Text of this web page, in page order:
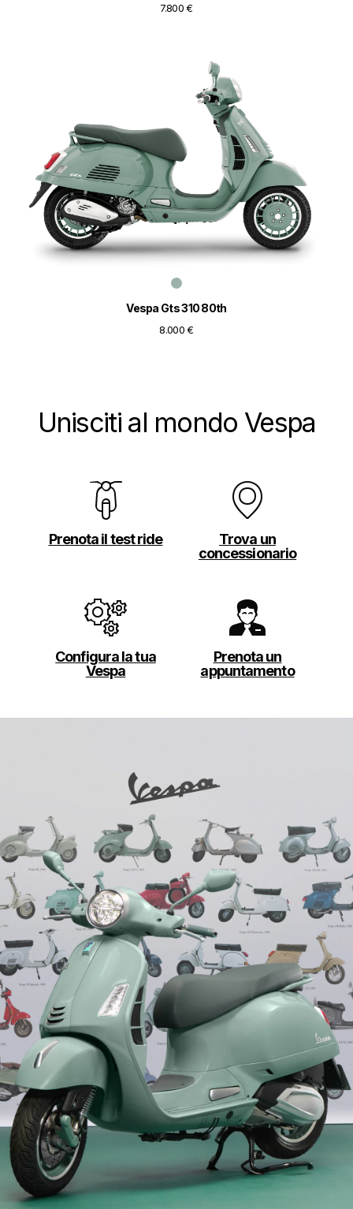
7.800 €
Vespa Gts 310 80th
8.000 €
Unisciti al mondo Vespa
Prenota il test ride
Trova un
concessionario
Configura la tua
Vespa
Prenota un
appuntamento